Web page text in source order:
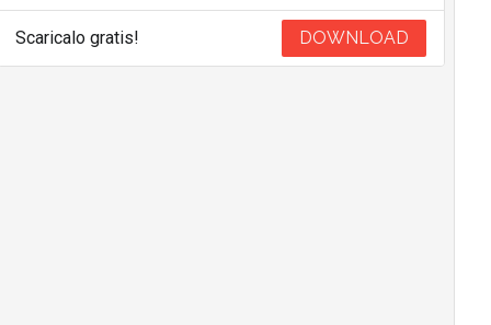
Scaricalo gratis! DOWNLOAD